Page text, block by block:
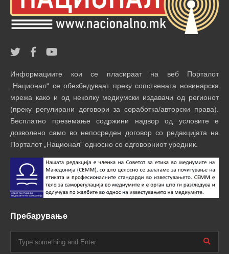
Информациите кои се пласираат на веб Порталот
„Национал“ се обезбедуваат преку сопствената новинарска
мрежа како и од неколку медиумски издавачи од регионот
(преку регулирани договори за соработка/авторски права).
Бесплатно преземање содржини надвор од условите е
дозволено само во непосреден договор со редакцијата на
Порталот „Национал“ односно со одговорниот уредник.
Пребарување